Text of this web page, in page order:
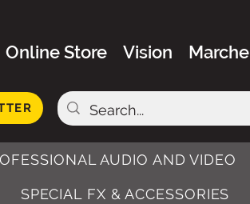
Online Store Vision Marche
AUDIO AND VIDEO
SPECIAL FX & ACCESSORIES